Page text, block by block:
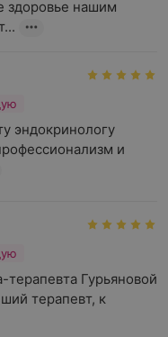
здоровье нашим
эндокринологу
и
Гурьяновой
терапевт, к